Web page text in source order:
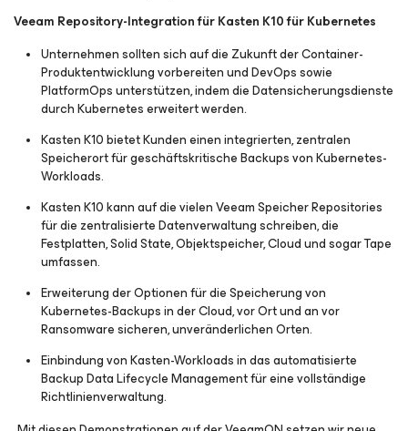
Veeam Repository-Integration für Kasten K10 für Kubernetes
Unternehmen sollten sich auf die Zukunft der Container-
Produktentwicklung vorbereiten und DevOps sowie
PlatformOps unterstützen, indem die Datensicherungsdienste
durch Kubernetes erweitert werden.
Kasten K10 bietet Kunden einen integrierten, zentralen
Speicherort für geschäftskritische Backups von Kubernetes-
Workloads.
Kasten K10 kann auf die vielen Veeam Speicher Repositories
für die zentralisierte Datenverwaltung schreiben, die
Festplatten, Solid State, Objektspeicher, Cloud und sogar Tape
umfassen.
Erweiterung der Optionen für die Speicherung von
Kubernetes-Backups in der Cloud, vor Ort und an vor
Ransomware sicheren, unveränderlichen Orten.
Einbindung von Kasten-Workloads in das automatisierte
Backup Data Lifecycle Management für eine vollständige
Richtlinienverwaltung.